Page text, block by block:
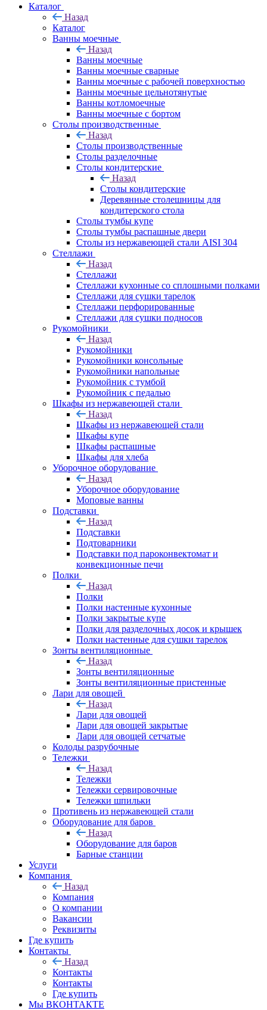
Каталог
Назад
Каталог
Ванны моечные
Назад
Ванны моечные
Ванны моечные сварные
Ванны моечные с рабочей поверхностью
Ванны моечные цельнотянутые
Ванны котломоечные
Ванны моечные с бортом
Столы производственные
Назад
Столы производственные
Столы разделочные
Столы кондитерские
Назад
Столы кондитерские
Деревянные столешницы для
кондитерского стола
Столы тумбы купе
Столы тумбы распашные двери
Столы из нержавеющей стали AISI 304
Стеллажи
Назад
Стеллажи
Стеллажи кухонные со сплошными полками
Стеллажи для сушки тарелок
Стеллажи перфорированные
Стеллажи для сушки подносов
Рукомойники
Назад
Рукомойники
Рукомойники консольные
Рукомойники напольные
Рукомойник с тумбой
Рукомойник с педалью
Шкафы из нержавеющей стали
Назад
Шкафы из нержавеющей стали
Шкафы купе
Шкафы распашные
Шкафы для хлеба
Уборочное оборудование
Назад
Уборочное оборудование
Моповые ванны
Подставки
Назад
Подставки
Подтоварники
Подставки под пароконвектомат и
конвекционные печи
Полки
Назад
Полки
Полки настенные кухонные
Полки закрытые купе
Полки для разделочных досок и крышек
Полки настенные для сушки тарелок
Зонты вентиляционные
Назад
Зонты вентиляционные
Зонты вентиляционные пристенные
Лари для овощей
Назад
Лари для овощей
Лари для овощей закрытые
Лари для овощей сетчатые
Колоды разрубочные
Тележки
Назад
Тележки
Тележки сервировочные
Тележки шпильки
Противень из нержавеющей стали
Оборудование для баров
Назад
Оборудование для баров
Барные станции
Услуги
Компания
Назад
Компания
О компании
Вакансии
Реквизиты
Где купить
Контакты
Назад
Контакты
Контакты
Где купить
Мы ВКОНТАКТЕ